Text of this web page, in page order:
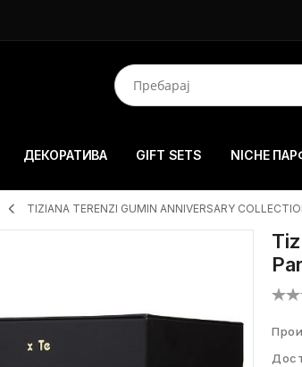
ДЕКОРАТИВА GIFT SETS NICHE
TIZIANA TERENZI GUMIN ANNIVERSARY